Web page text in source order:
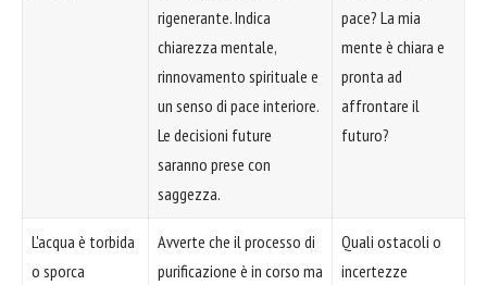
rigenerante. Indica
chiarezza mentale,
rinnovamento spirituale e
un senso di pace interiore.
Le decisioni future
saranno prese con
saggezza.
pace? La mia
mente è chiara e
pronta ad
affrontare il
futuro?
L'acqua è torbida
o sporca
Avverte che il processo di
purificazione è in corso ma
Quali ostacoli o
incertezze